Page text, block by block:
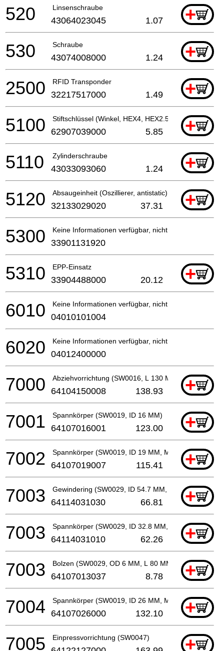
Linsenschraube +
520 43064023045 1.07
Schraube +
530 43074008000 1.24
RFID Transponder +
2500 32217517000 1.49
Stiftschlüssel (Winkel, HEX4, HEX2.5) +
5100 62907039000 5.85
Zylinderschraube +
5110 43033093060 1.24
Absaugeinheit (Oszillierer, antistatic) +
5120 32133029020 37.31
Keine Informationen verfügbar, nicht bestellbar
5300 33901131920
EPP-Einsatz +
5310 33904488000 20.12
Keine Informationen verfügbar, nicht bestellbar
6010 04010101004
Keine Informationen verfügbar, nicht bestellbar
6020 04012400000
Abziehvorrichtung (SW0016, L 130 MM, M 12)
+
7000 64104150008 138.93
Spannkörper (SW0019, ID 16 MM) +
7001 64107016001 123.00
Spannkörper (SW0019, ID 19 MM, M 6) +
7002 64107019007 115.41
Gewindering (SW0029, ID 54.7 MM, M 42 x 1.5 MM)
+
7003 64114031030 66.81
Spannkörper (SW0029, ID 32.8 MM, M 42 x 1.5 MM,
+
7003 64114031010 62.26
Bolzen (SW0029, OD 6 MM, L 80 MM) +
7003 64107013037 8.78
Spannkörper (SW0019, ID 26 MM, M 6) +
7004 64107026000 132.10
Einpressvorrichtung (SW0047) +
7005